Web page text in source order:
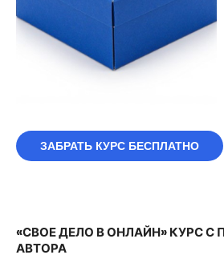
ЗАБРАТЬ КУРС БЕСПЛАТНО
«СВОЕ ДЕЛО В ОНЛАЙН» КУРС
АВТОРА